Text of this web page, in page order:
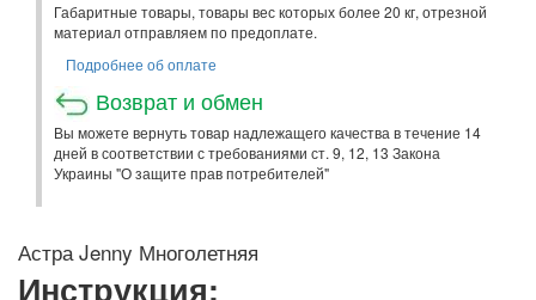
Габаритные товары, товары вес которых более 20 кг, отрезной
материал отправляем по предоплате.
Подробнее об оплате
Возврат и обмен
Вы можете вернуть товар надлежащего качества в течение 14
дней в соответствии с требованиями ст. 9, 12, 13 Закона
Украины "О защите прав потребителей"
Астра Jenny Многолетняя
Инструкция: